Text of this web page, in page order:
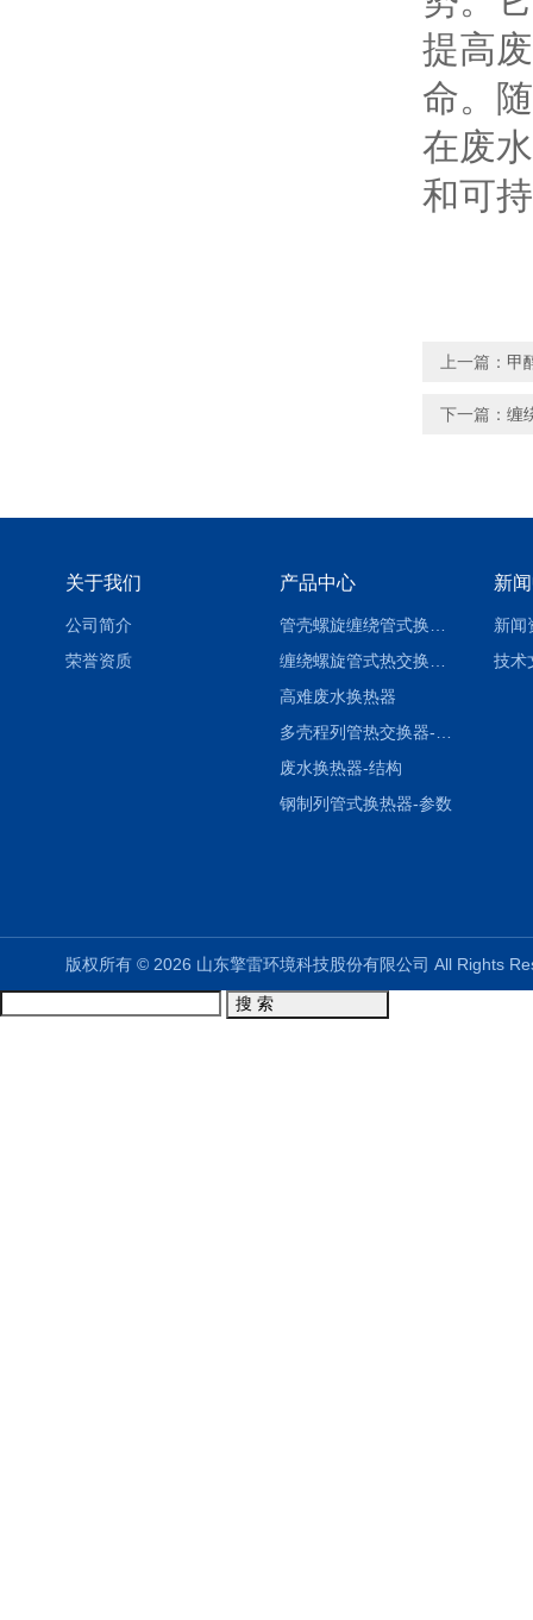
提高
命。
在废
和可
上一篇： 甲
下一篇： 缠
关于我们
公司简介
荣誉资质
产品中心
高难废水换热器
废水换热器-结构
钢制列管式换热器-参数
新
新闻
技术
版权所有 © 2026 山东擎雷环境科技股份有限公司 All